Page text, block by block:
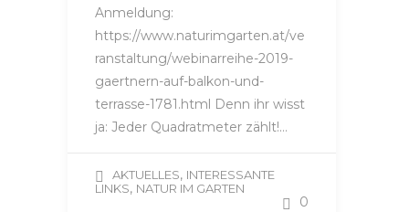
Anmeldung:
https://www.naturimgarten.at/ve
ranstaltung/webinarreihe-2019-
gaertnern-auf-balkon-und-
terrasse-1781.html Denn ihr wisst
ja: Jeder Quadratmeter zählt!…
AKTUELLES, INTERESSANTE
LINKS, NATUR IM GARTEN
0